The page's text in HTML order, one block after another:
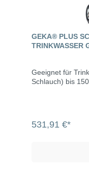
GEKA® PLUS
TRINKWASSER
Geeignet für
Schlauch) bis
531,91 €*